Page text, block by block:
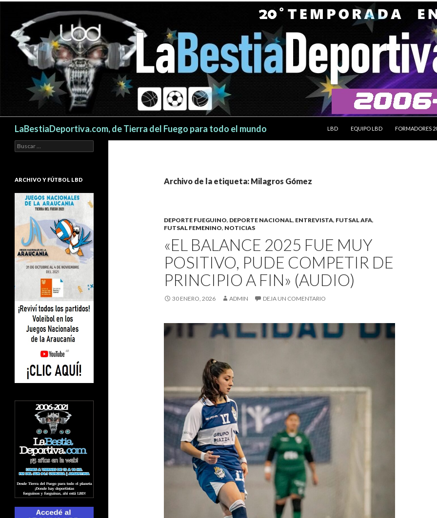
LaBestiaDeportiva.com, de Tierra del Fuego para todo el mundo
LBD
EQUIPO LBD FORMADORES
Archivo de la etiqueta: Milagros Gómez
DEPORTE FUEGUINO, DEPORTE NACIONAL, ENTREVISTA, FUTSAL AFA,
FUTSAL FEMENINO, NOTICIAS
«EL BALANCE 2025 FUE MUY
POSITIVO, PUDE COMPETIR DE
PRINCIPIO A FIN» (AUDIO)
30 ENERO, 2026 ADMIN DEJA UN COMENTARIO
Buscar:
ARCHIVO Y FÚTBOL LBD